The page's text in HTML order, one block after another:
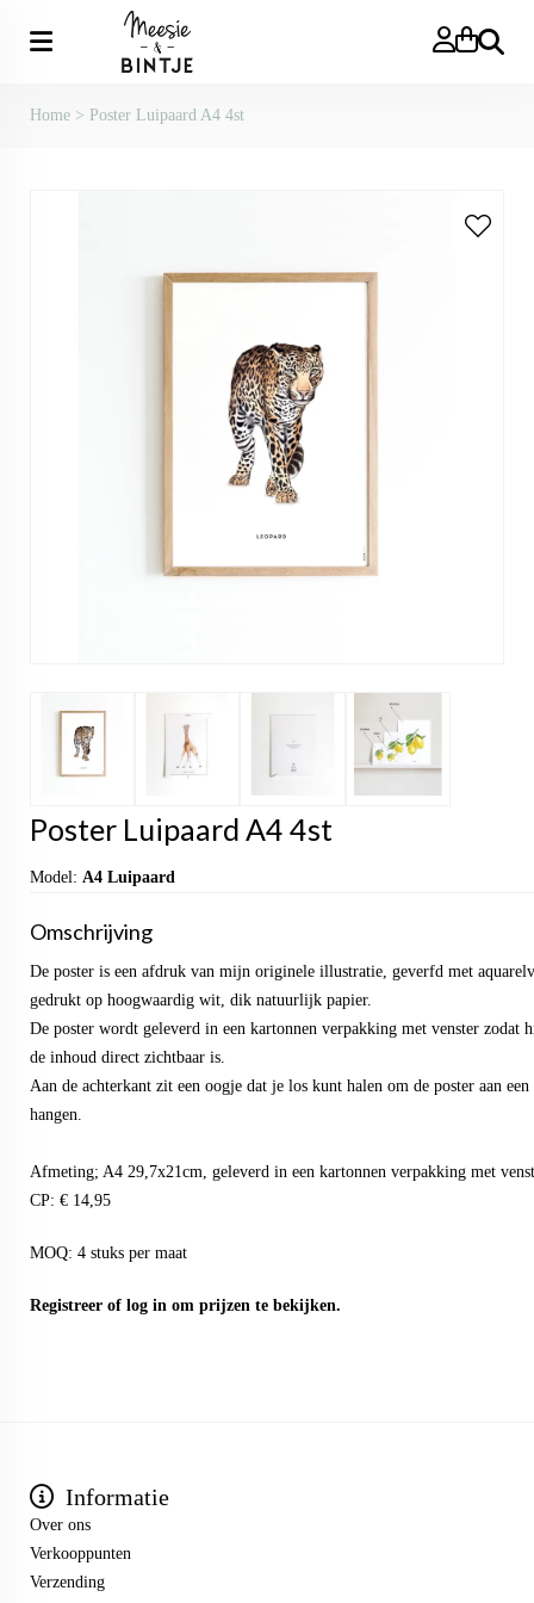
Zoeken
Home > Poster Luipaard A4 4st
Poster Luipaard A4 4st
Model: A4 Luipaard
Omschrijving
De poster is een afdruk van mijn originele illustratie, geverfd met
gedrukt op hoogwaardig wit, dik natuurlijk papier.
De poster wordt geleverd in een kartonnen verpakking met venster
de inhoud direct zichtbaar is.
Aan de achterkant zit een oogje dat je los kunt halen om de poster aan
hangen.
Afmeting; A4 29,7x21cm, geleverd in een kartonnen verpakking met
CP: € 14,95
MOQ: 4 stuks per maat
Registreer of log in om prijzen te bekijken.
Informatie
Over ons
Verkooppunten
Verzending